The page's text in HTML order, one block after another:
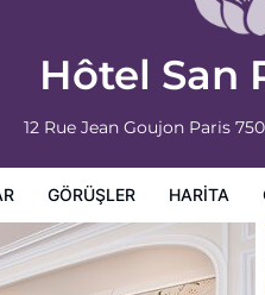
Hôtel San
12 Rue Jean Goujon Paris
GÖRÜŞLER HARITA